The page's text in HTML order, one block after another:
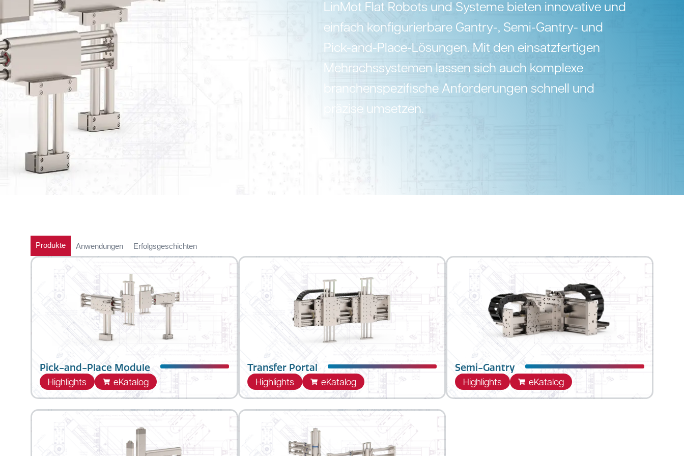
LinMot Flat Robots und Systeme bieten innovative und
einfach konfigurierbare Gantry-, Semi-Gantry- und
Pick-and-Place-Lösungen. Mit den einsatzfertigen
Mehrachssystemen lassen sich auch komplexe
branchenspezifische Anforderungen schnell und
präzise umsetzen.
Produkte Anwendungen Erfolgsgeschichten
Pick-and-Place Module
bestehend aus den LinMot DM01 und DM03
Direktantrieben, welche als dynamische X
und Z-Achse fungieren. Beide Achsen
Highlights eKatalog
Transfer Portal
standardisierte Linearportale für präzise,
kompakte Handhabungs- und
Transferaufgaben in der industriellen
Highlights eKatalog
Semi-Gantry
Highlights eKatalog